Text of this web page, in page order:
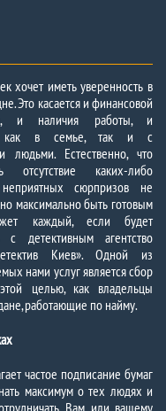
хочет иметь уверенность в
Это касается и финансовой
и наличия работы, и
как в семье, так и с
людьми. Естественно, что
отсутствие каких-либо
сюрпризов не
максимально быть готовым
каждый, если будет
с детективным агентство
Киев». Одной из
нами услуг является сбор
целью, как владельцы
работающие по найму.
частое подписание бумаг
максимум о тех людях и
Вам или вашему